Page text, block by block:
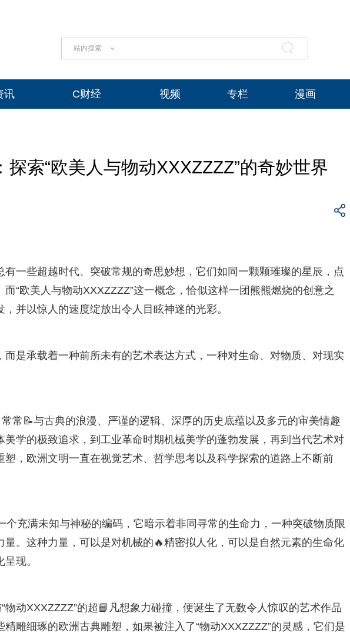
站内搜索
讯 C财经 视频 专栏 漫画
探索“欧美人与物动XXXZZZZ”的奇妙世界
一些超越时代、突破常规的奇思妙想，它们如同一颗颗璀璨的星辰，点
“欧美人与物动XXXZZZZ”这一概念，恰似这样一团熊熊燃烧的创意之
并以惊人的速度绽放出令人目眩神迷的光彩。
是承载着一种前所未有的艺术表达方式，一种对生命、对物质、对现实
常📝与古典的浪漫、严谨的逻辑、深厚的历史底蕴以及多元的审美情趣
学的极致追求，到工业革命时期机械美学的蓬勃发展，再到当代艺术对
，欧洲文明一直在视觉艺术、哲学思考以及科学探索的道路上不断前
个充满未知与神秘的编码，它暗示着非同寻常的生命力，一种突破物质限
。这种力量，可以是对机械的🔥精密拟人化，可以是自然元素的生命化
现。
物动XXXZZZZ”的超📘凡想象力碰撞，便诞生了无数令人惊叹的艺术作品
雕细琢的欧洲古典雕塑，如果被注入了“物动XXXZZZZ”的灵感，它们是